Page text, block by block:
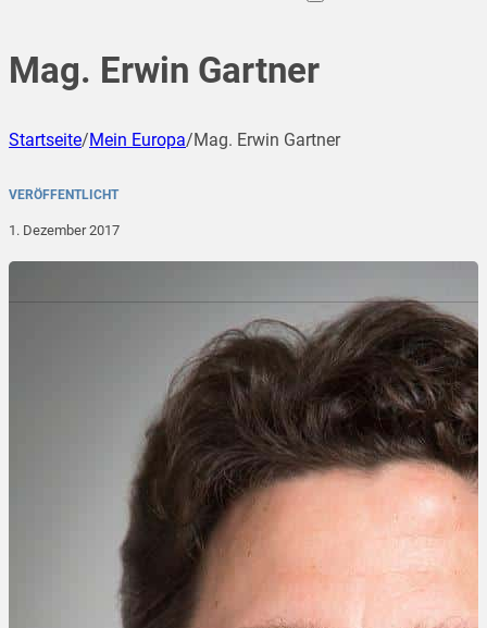
Mag. Erwin Gartner
Startseite/Mein Europa/Mag. Erwin Gartner
VERÖFFENTLICHT
1. Dezember 2017